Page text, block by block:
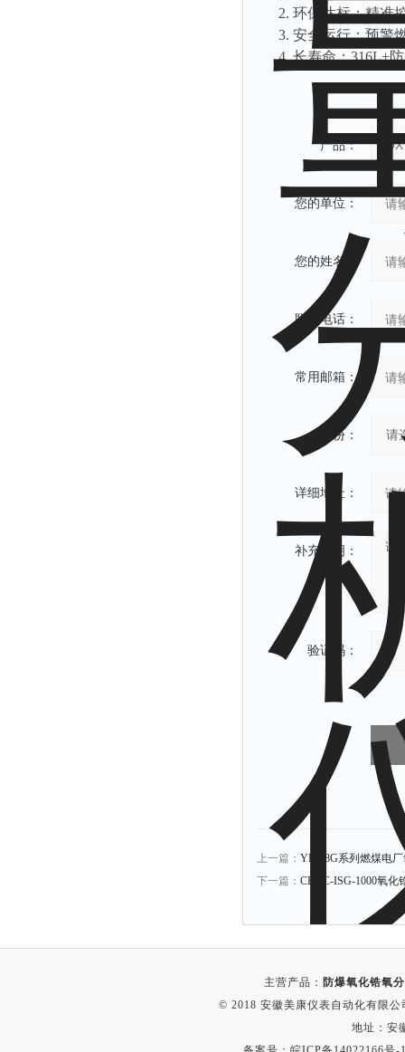
2. 环保达标：精准
3. 安全运行：预警
4. 长寿命：316L+
产品：
您的单位：
您的姓名：
联系电话：
常用邮箱：
省份：
详细地址：
补充说明：
验证码：
上一篇： YB-88G系列燃煤电
下一篇： CE-2C-ISG-1000氧化
主营产品： 防爆氧化锆氧
© 2018 安徽美康仪表自动化有限
地址：安